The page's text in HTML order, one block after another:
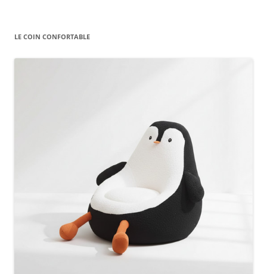
LE COIN CONFORTABLE